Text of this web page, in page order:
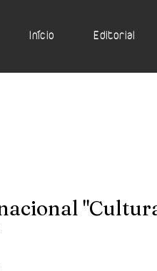
Início Editorial